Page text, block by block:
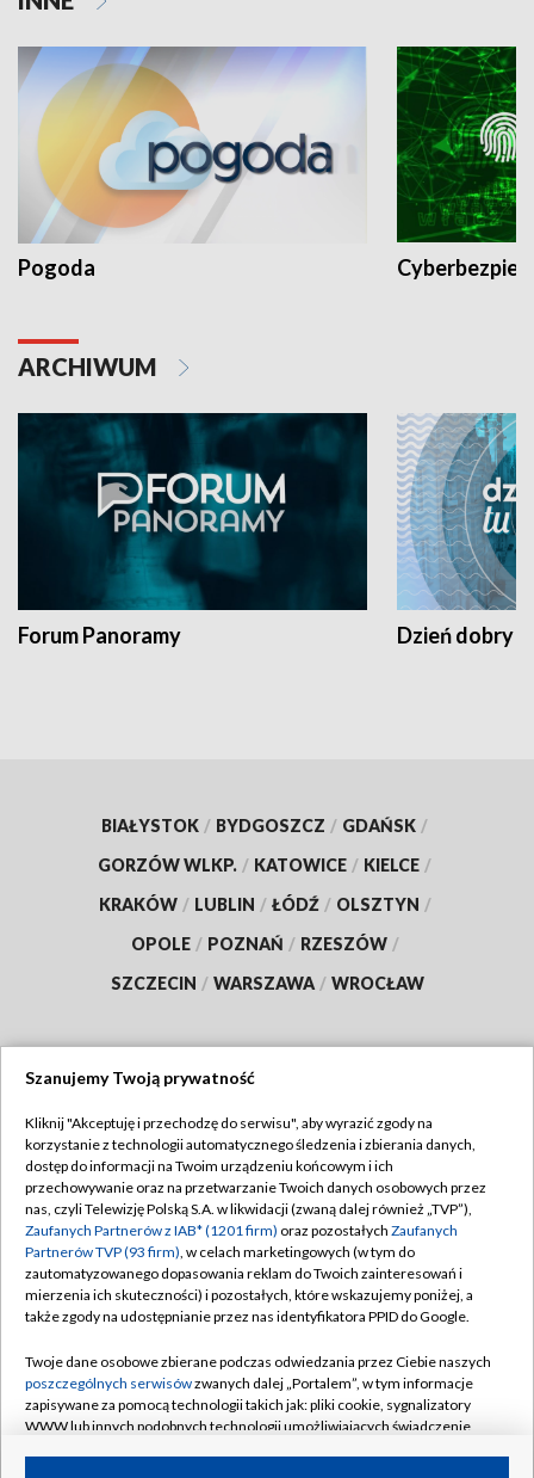
Pogoda
ARCHIWUM
Forum Panoramy Dzień dobry
BIAŁYSTOK / BYDGOSZCZ / GDAŃSK /
GORZÓW WLKP. / KATOWICE / KIELCE /
KRAKÓW / LUBLIN / ŁÓDŹ / OLSZTYN /
OPOLE / POZNAŃ / RZESZÓW /
SZCZECIN / WARSZAWA / WROCŁAW
TVP
Abonament TVP
Emisja w TVP
Centrum informacji TVP
Naziemna Telewizja Cyfrowa
Rada Programowa
System NOS
Informacje o nadawcy
Regulamin TVP
Polityka prywatności
Moje zgody
Pomoc
Kontakt
Kanały
Szanujemy Twoją prywatność
Kliknij "Akceptuję i przechodzę do serwisu", aby wyrazić zgody na
korzystanie z technologii automatycznego śledzenia i zbierania danych,
dostęp do informacji na Twoim urządzeniu końcowym i ich
przechowywanie oraz na przetwarzanie Twoich danych osobowych przez
nas, czyli Telewizję Polską S.A. w likwidacji (zwaną dalej również „TVP”),
Zaufanych Partnerów z IAB* (1201 firm) oraz pozostałych Zaufanych
Partnerów TVP (93 firm), w celach marketingowych (w tym do
zautomatyzowanego dopasowania reklam do Twoich zainteresowań i
mierzenia ich skuteczności) i pozostałych, które wskazujemy poniżej, a
także zgody na udostępnianie przez nas identyfikatora PPID do Google.
Twoje dane osobowe zbierane podczas odwiedzania przez Ciebie naszych
poszczególnych serwisówzwanych dalej „Portalem”, w tym informacje
zapisywane za pomocą technologii takich jak: pliki cookie, sygnalizatory
WWW lub innych podobnych technologii umożliwiających świadczenie